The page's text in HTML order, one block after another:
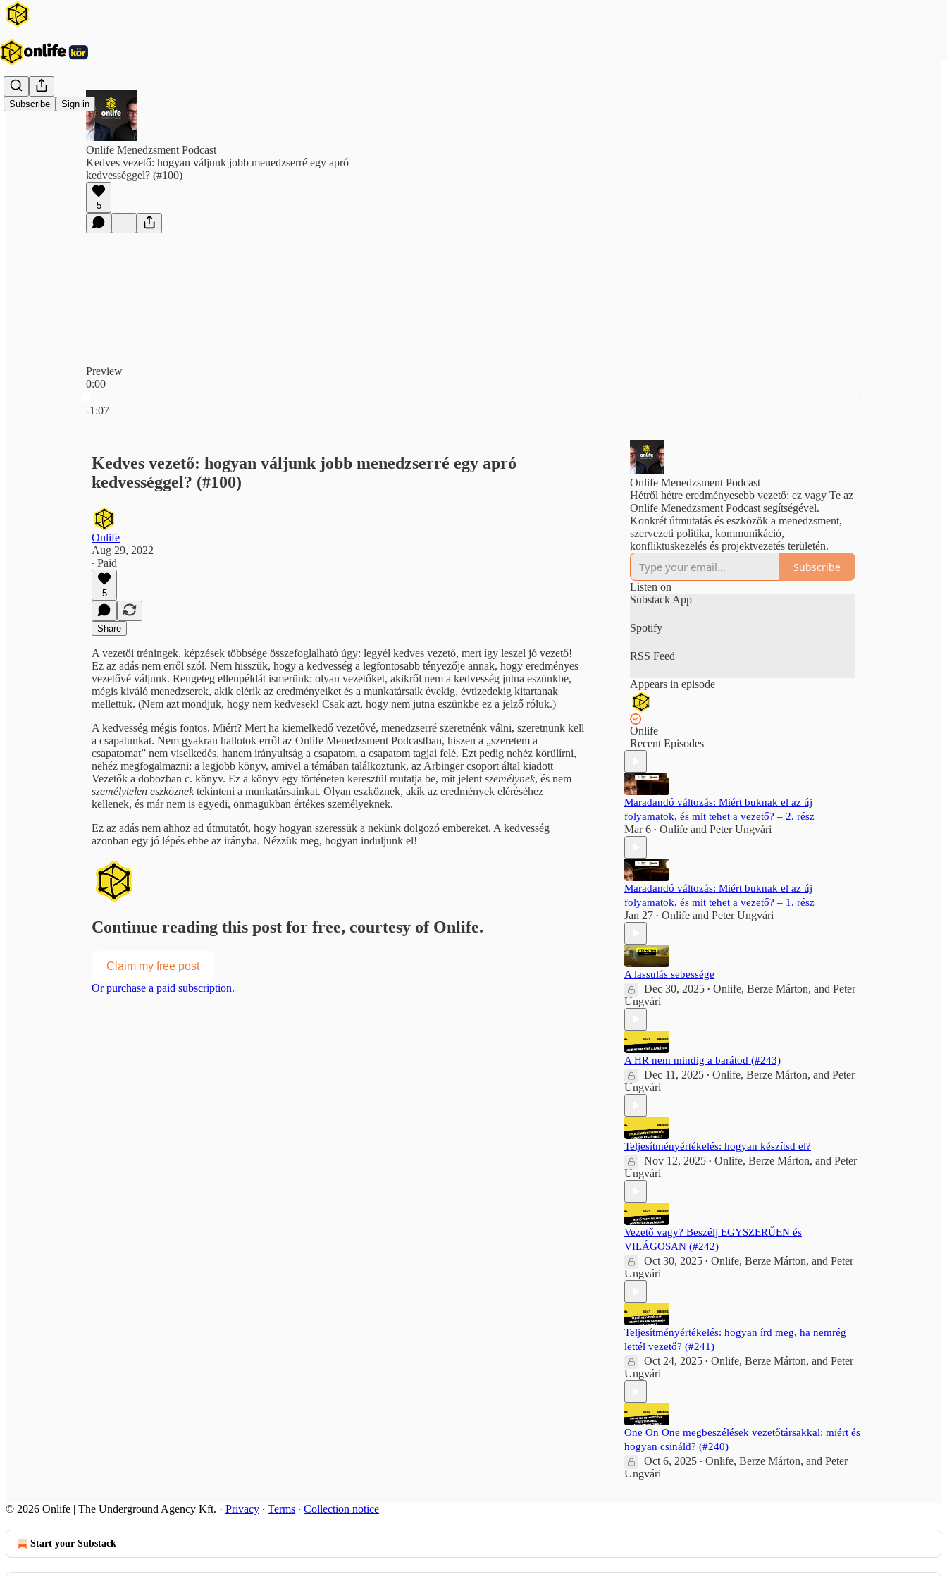
Subscribe Sign in
Onlife Menedzsment Podcast
Kedves vezető: hogyan váljunk jobb menedzserré egy apró
kedvességgel? (#100)
5
Preview
0:00
-1:07
Kedves vezető: hogyan váljunk jobb menedzserré egy apró
kedvességgel? (#100)
Onlife
Aug 29, 2022
∙ Paid
5
Share
A vezetői tréningek, képzések többsége összefoglalható úgy: legyél kedves vezető, mert így leszel jó vezető!
Ez az adás nem erről szól. Nem hisszük, hogy a kedvesség a legfontosabb tényezője annak, hogy eredményes
vezetővé váljunk. Rengeteg ellenpéldát ismerünk: olyan vezetőket, akikről nem a kedvesség jutna eszünkbe,
mégis kiváló menedzserek, akik elérik az eredményeiket és a munkatársaik évekig, évtizedekig kitartanak
mellettük. (Nem azt mondjuk, hogy nem kedvesek! Csak azt, hogy nem jutna eszünkbe ez a jelző róluk.)
A kedvesség mégis fontos. Miért? Mert ha kiemelkedő vezetővé, menedzserré szeretnénk válni, szeretnünk kell
a csapatunkat. Nem gyakran hallotok erről az Onlife Menedzsment Podcastban, hiszen a „szeretem a
csapatomat” nem viselkedés, hanem irányultság a csapatom, a csapatom tagjai felé. Ezt pedig nehéz körülírni,
nehéz megfogalmazni: a legjobb könyv, amivel a témában találkoztunk, az Arbinger csoport által kiadott
Vezetők a dobozban c. könyv. Ez a könyv egy történeten keresztül mutatja be, mit jelent személynek, és nem
személytelen eszköznektekinteni a munkatársainkat. Olyan eszköznek, akik az eredmények eléréséhez
kellenek, és már nem is egyedi, önmagukban értékes személyeknek.
Ez az adás nem ahhoz ad útmutatót, hogy hogyan szeressük a nekünk dolgozó embereket. A kedvesség
azonban egy jó lépés ebbe az irányba. Nézzük meg, hogyan induljunk el!
Continue reading this post for free, courtesy of Onlife.
Claim my free post
Or purchase a paid subscription.
Onlife Menedzsment Podcast
Hétről hétre eredményesebb vezető: ez vagy Te az
Onlife Menedzsment Podcast segítségével.
Konkrét útmutatás és eszközök a menedzsment,
szervezeti politika, kommunikáció,
konfliktuskezelés és projektvezetés területén.
Subscribe
Listen on
Substack App
Spotify
RSS Feed
Appears in episode
Onlife
Recent Episodes
Maradandó változás: Miért buknak el az új
folyamatok, és mit tehet a vezető? – 2. rész
Mar 6 • Onlife and Peter Ungvári
Maradandó változás: Miért buknak el az új
folyamatok, és mit tehet a vezető? – 1. rész
Jan 27 • Onlife and Peter Ungvári
A lassulás sebessége
Dec 30, 2025 • Onlife, Berze Márton, and Peter
Ungvári
A HR nem mindig a barátod (#243)
Dec 11, 2025 • Onlife, Berze Márton, and Peter
Ungvári
Teljesítményértékelés: hogyan készítsd el?
Nov 12, 2025 • Onlife, Berze Márton, and Peter
Ungvári
Vezető vagy? Beszélj EGYSZERŰEN és
VILÁGOSAN (#242)
Oct 30, 2025 • Onlife, Berze Márton, and Peter
Ungvári
Teljesítményértékelés: hogyan írd meg, ha nemrég
lettél vezető? (#241)
Oct 24, 2025 • Onlife, Berze Márton, and Peter
Ungvári
One On One megbeszélések vezetőtársakkal: miért és
hogyan csináld? (#240)
Oct 6, 2025 • Onlife, Berze Márton, and Peter
Ungvári
© 2026 Onlife | The Underground Agency Kft. · Privacy ∙ Terms ∙ Collection notice
Start your Substack